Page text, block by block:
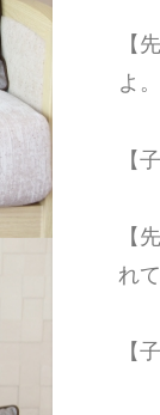
【
よ
【
【
れ
【